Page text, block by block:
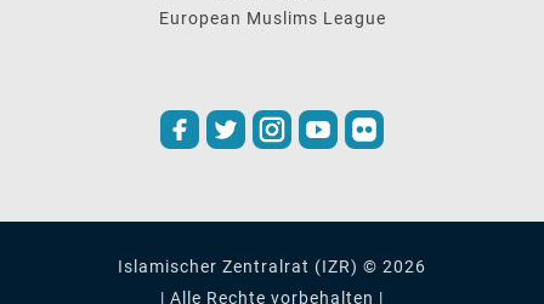
European Muslims League
Islamischer Zentralrat (IZR) © 2026
| Alle Rechte vorbehalten |